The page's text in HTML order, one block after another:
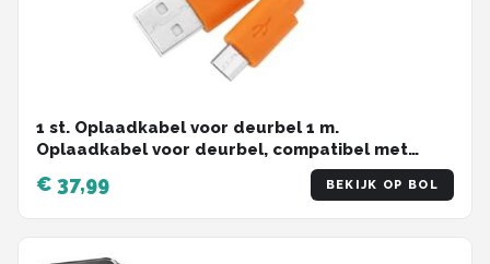
1 st. Oplaadkabel voor deurbel 1 m.
Oplaadkabel voor deurbel, compatibel met
Video Doorbell 2, 3, 3 Plus en 4 Doorbell Pro Plus,
oranje
€ 37,99 BEKIJK OP BOL